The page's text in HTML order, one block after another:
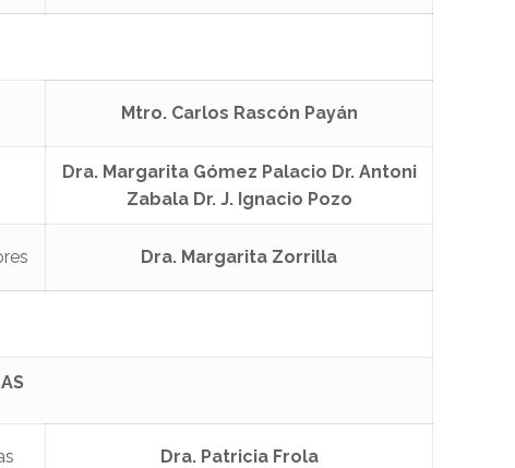
Mtro. Carlos Rascón Payán
Dra. Margarita Gómez Palacio Dr. Antoni
Zabala Dr. J. Ignacio Pozo
Dra. Margarita Zorrilla
Dra. Patricia Frola